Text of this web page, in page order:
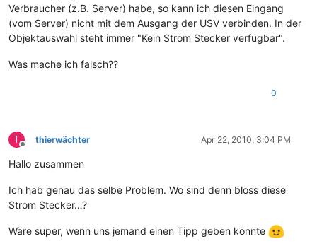
Verbraucher (z.B. Server) habe, so kann ich diesen Eingang
(vom Server) nicht mit dem Ausgang der USV verbinden. In der
Objektauswahl steht immer "Kein Strom Stecker verfügbar".
Was mache ich falsch??
0
T
Offline
thierwächter Apr 22, 2010, 3:04 PM
Hallo zusammen
Ich hab genau das selbe Problem. Wo sind denn bloss diese
Strom Stecker…?
Wäre super, wenn uns jemand einen Tipp geben könnte